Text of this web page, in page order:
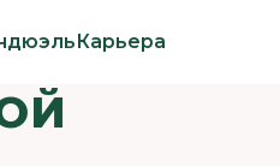
Карьера